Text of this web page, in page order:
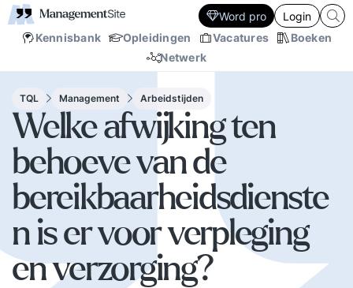
Kennisbank Opleidingen Vacatures
Boeken
Netwerk
Word pro Login
TQL Management Arbeidstijden
Welke afwijking ten
behoeve van de
bereikbaarheidsdienste
n is er voor verpleging
en verzorging?